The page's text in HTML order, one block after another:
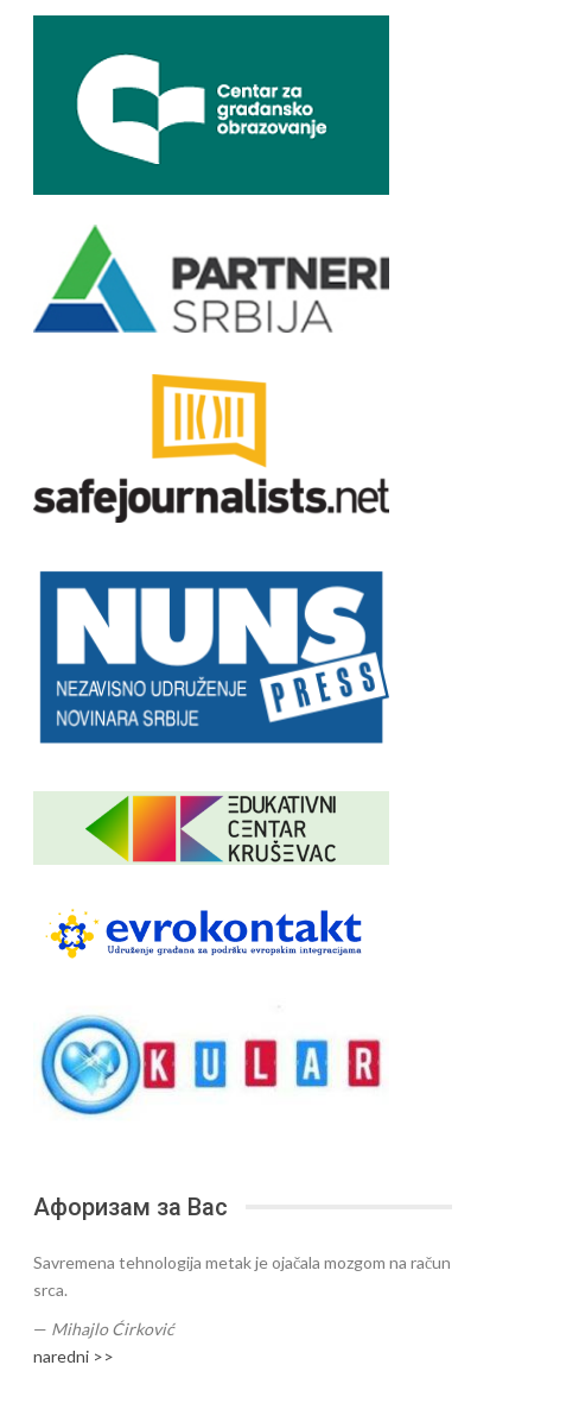
Афоризам за Вас
Savremena tehnologija metak je ojačala mozgom na račun
srca.
— Mihajlo Ćirković
naredni >>